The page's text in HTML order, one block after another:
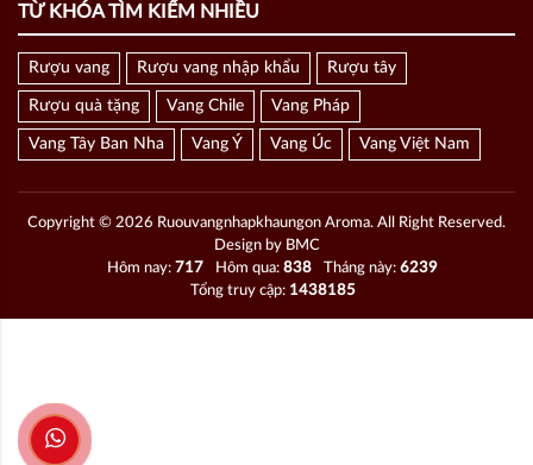
TỪ KHÓA TÌM KIẾM NHIỀU
Rượu vang Rượu vang nhập khẩu Rượu tây
Rượu quà tặng Vang Chile Vang Pháp
Vang Tây Ban Nha Vang Ý Vang Úc Vang Việt Nam
Copyright © 2026 Ruouvangnhapkhaungon Aroma. All Right Reserved.
Design by BMC
Hôm nay: 717 Hôm qua: 838 Tháng này: 6239
Tổng truy cập: 1438185